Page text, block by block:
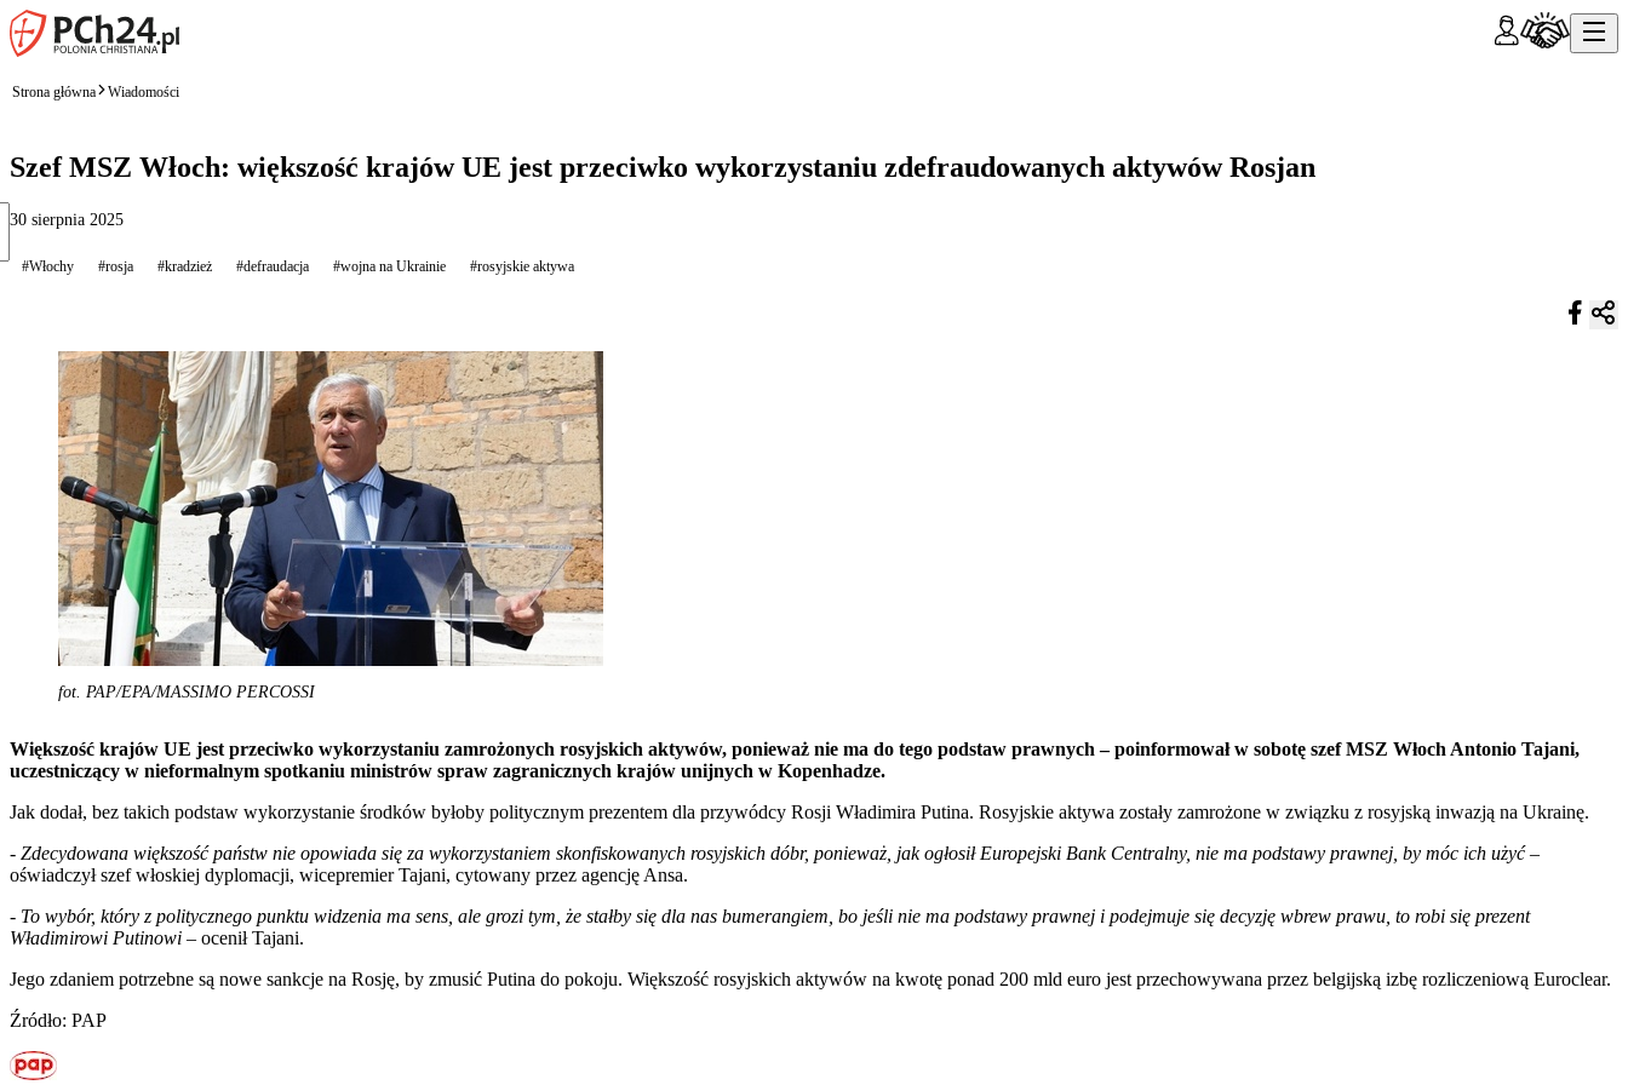
Strona główna Wiadomości
Szef MSZ Włoch: większość krajów UE jest przeciwko wykorzystaniu zdefraudowanych aktywów Rosjan
30 sierpnia 2025
#Włochy #rosja #kradzież #defraudacja #wojna na Ukrainie #rosyjskie aktywa
fot. PAP/EPA/MASSIMO PERCOSSI
Większość krajów UE jest przeciwko wykorzystaniu zamrożonych rosyjskich aktywów, ponieważ nie ma do tego podstaw prawnych – poinformował w sobotę szef MSZ Włoch Antonio Tajani,
uczestniczący w nieformalnym spotkaniu ministrów spraw zagranicznych krajów unijnych w Kopenhadze.
Jak dodał, bez takich podstaw wykorzystanie środków byłoby politycznym prezentem dla przywódcy Rosji Władimira Putina. Rosyjskie aktywa zostały zamrożone w związku z rosyjską inwazją na Ukrainę.
- Zdecydowana większość państw nie opowiada się za wykorzystaniem skonfiskowanych rosyjskich dóbr, ponieważ, jak ogłosił Europejski Bank Centralny, nie ma podstawy prawnej, by móc ich użyć–
oświadczył szef włoskiej dyplomacji, wicepremier Tajani, cytowany przez agencję Ansa.
- To wybór, który z politycznego punktu widzenia ma sens, ale grozi tym, że stałby się dla nas bumerangiem, bo jeśli nie ma podstawy prawnej i podejmuje się decyzję wbrew prawu, to robi się prezent
Władimirowi Putinowi – ocenił Tajani.
Jego zdaniem potrzebne są nowe sankcje na Rosję, by zmusić Putina do pokoju. Większość rosyjskich aktywów na kwotę ponad 200 mld euro jest przechowywana przez belgijską izbę rozliczeniową Euroclear.
Źródło: PAP